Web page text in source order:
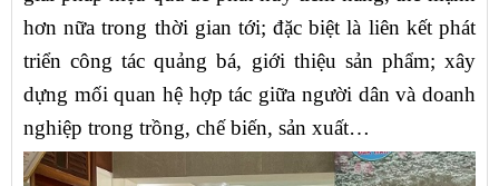
hơn nữa trong thời gian tới; đặc biệt là liên kết phát
triển công tác quảng bá, giới thiệu sản phẩm; xây
dựng mối quan hệ hợp tác giữa người dân và doanh
nghiệp trong trồng, chế biến, sản xuất…